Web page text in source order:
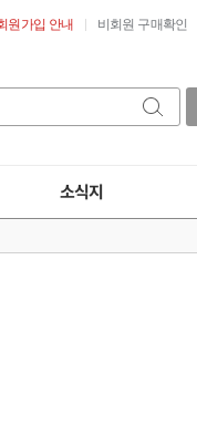
원가입 안내 비회원 구매확인
소식지